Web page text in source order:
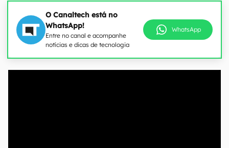
O Canaltech está no
WhatsApp!
Entre no canal e acompanhe
notícias e dicas de tecnologia
WhatsApp